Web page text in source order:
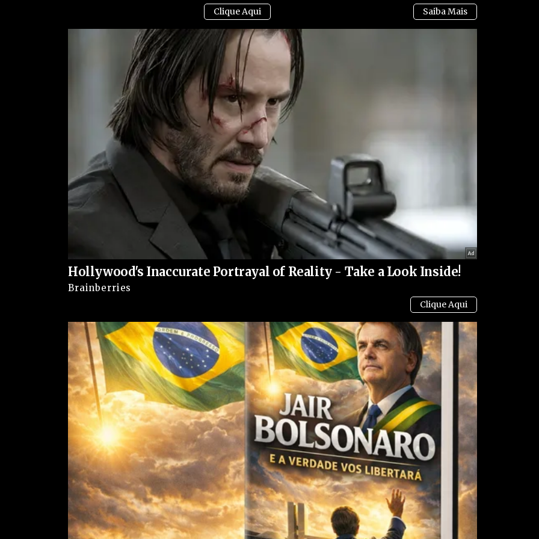
No cenário mais amplo, o episódio reflete um momento de fragilidade na coalizão governista. A
relação entre Lula e Alcolumbre, que em algumas fases parecia cooperativa, agora mostra fissuras.
Essa disputa pode marcar uma virada na governabilidade, com o Senado assumindo postura mais
Se a pauta realmente for votada e aprovada, pode gerar consequências duradouras: além do impacto
orçamentário, pode alterar a dinâmica de poder entre Executivo e Legislativo. Alcolumbre parece
disposto a jogar pesado para defender seus projetos e sua autonomia. Para ele, não é apenas sobre
aposentadoria: é sobre reivindicar espaço institucional.
Em resumo, o que se desenha é um choque entre o Senado sob o comando de Alcolumbre e o governo
de Lula. Ao ameaçar aprovar uma pauta que ele mesmo chama de “bomba”, Alcolumbre deixa claro
que não vai aceitar decisões unilaterais do Palácio do Planalto — e está pronto para usar seu peso
político para influenciar os rumos do país.
VEJA TAMBÉM:
Hollywood's Inaccurate Portrayal of Reality - Take a Look Inside!
Brainberries